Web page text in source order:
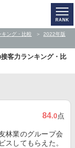
ング・比較
2022年版
客力ランキング・比
84.0点
林業のグループ会
スしてもらえた。